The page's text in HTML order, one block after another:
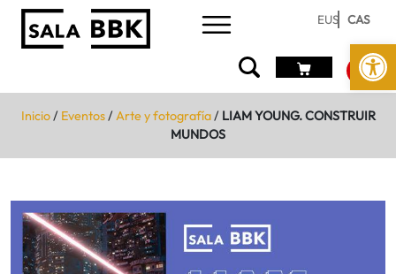
Abrir
EUS CAS
Inicio/ Eventos/Arte y fotografía/ LIAM YOUNG. CONSTRUIR
MUNDOS